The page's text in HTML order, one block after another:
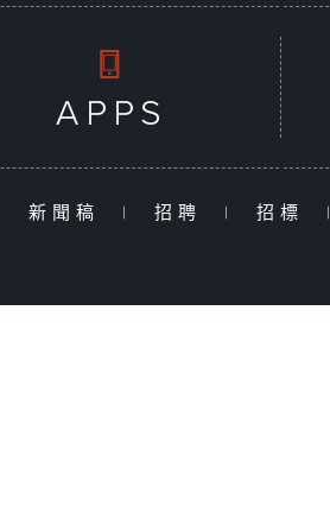
新聞稿 | 招聘 | 招標 |